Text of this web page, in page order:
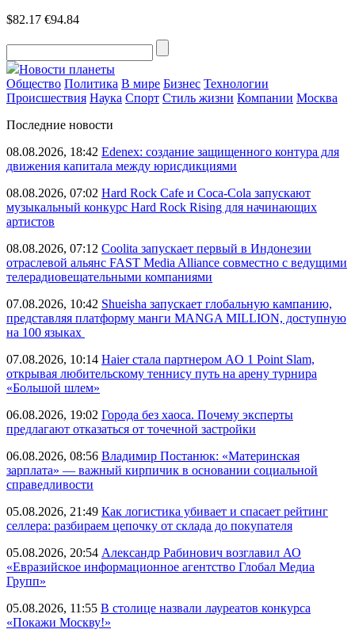
$82.17 €94.84
Новости планеты
Общество Политика В мире Бизнес Технологии
Происшествия Наука Спорт Стиль жизни Компании Москва
Последние новости
08.08.2026, 18:42 Edenex: создание защищенного контура для
движения капитала между юрисдикциями
08.08.2026, 07:02 Hard Rock Cafe и Coca-Cola запускают
музыкальный конкурс Hard Rock Rising для начинающих
артистов
08.08.2026, 07:12 Coolita запускает первый в Индонезии
отраслевой альянс FAST Media Alliance совместно с ведущими
телерадиовещательными компаниями
07.08.2026, 10:42 Shueisha запускает глобальную кампанию,
представляя платформу манги MANGA MILLION, доступную
на 100 языках
07.08.2026, 10:14 Haier стала партнером AO 1 Point Slam,
открывая любительскому теннису путь на арену турнира
«Большой шлем»
06.08.2026, 19:02 Города без хаоса. Почему эксперты
предлагают отказаться от точечной застройки
06.08.2026, 08:56 Владимир Постанюк: «Материнская
зарплата» — важный кирпичик в основании социальной
справедливости
05.08.2026, 21:49 Как логистика убивает и спасает рейтинг
селлера: разбираем цепочку от склада до покупателя
05.08.2026, 20:54 Александр Рабинович возглавил АО
«Евразийское информационное агентство Глобал Медиа
Групп»
05.08.2026, 11:55 В столице назвали лауреатов конкурса
«Покажи Москву!»